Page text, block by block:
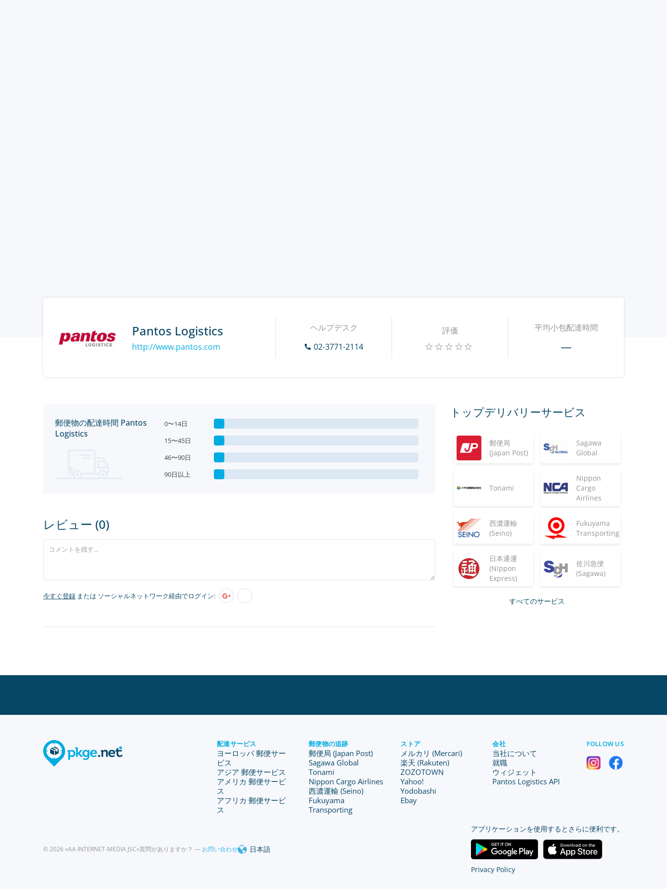
Pantos Logistics
http://www.pantos.com
ヘルプデスク
02-3771-2114
評価 平均小包配達時間
—
郵便物の配達時間 Pantos
Logistics
0〜14日
15〜45日
46〜90日
90日以上
レビュー (0)
今すぐ登録 または ソーシャルネットワーク経由でログイン:
トップデリバリーサービス
郵便局
(Japan Post)
Sagawa
Global
Tonami
Nippon
Cargo
Airlines
西濃運輸
(Seino)
Fukuyama
Transporting
日本通運
(Nippon
Express)
佐川急便
(Sagawa)
すべてのサービス
配達サービス
ヨーロッパ 郵便サー
ビス
アジア 郵便サービス
アメリカ 郵便サービ
ス
アフリカ 郵便サービ
ス
郵便物の追跡
郵便局 (Japan Post)
Sagawa Global
Tonami
Nippon Cargo Airlines
西濃運輸 (Seino)
Fukuyama
Transporting
ストア
メルカリ (Mercari)
楽天 (Rakuten)
ZOZOTOWN
Yahoo!
Yodobashi
Ebay
会社
当社について
就職
ウィジェット
Pantos Logistics API
FOLLOW US
© 2026 «AA INTERNET-MEDIA JSC»質問がありますか？ — お問い合わせ 日本語
アプリケーションを使用するとさらに便利です。
Privacy Policy